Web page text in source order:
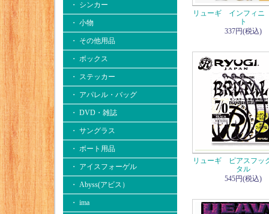
・ シンカー
・ 小物
・ その他用品
・ ボックス
・ ステッカー
・ アパレル・バッグ
・ DVD・雑誌
・ サングラス
・ ボート用品
・ アイスフォーゲル
・ Abyss(アビス）
・ ima
リューギ インフィ
ト
337円(税込)
リューギ ピアスフッ
タル
545円(税込)